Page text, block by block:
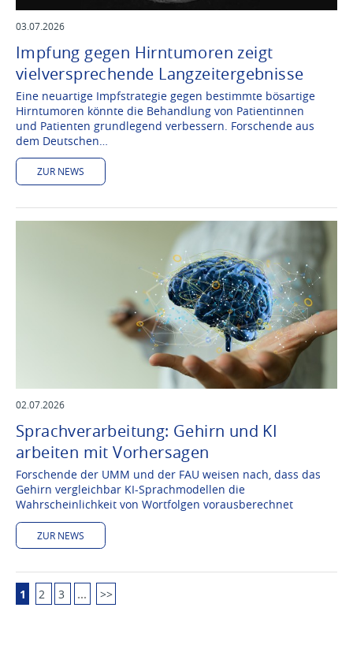
03.07.2026
Impfung gegen Hirntumoren zeigt
vielversprechende Langzeitergebnisse
Eine neuartige Impfstrategie gegen bestimmte bösartige
Hirntumoren könnte die Behandlung von Patientinnen
und Patienten grundlegend verbessern. Forschende aus
dem Deutschen…
ZUR NEWS
02.07.2026
Sprachverarbeitung: Gehirn und KI
arbeiten mit Vorhersagen
Forschende der UMM und der FAU weisen nach, dass das
Gehirn vergleichbar KI-Sprachmodellen die
Wahrscheinlichkeit von Wortfolgen vorausberechnet
ZUR NEWS
1 2 3 … >>